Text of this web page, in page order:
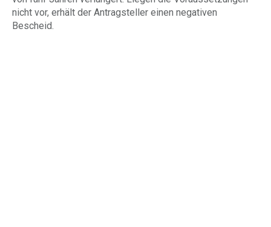
nicht vor, erhält der Antragsteller einen negativen
Bescheid.